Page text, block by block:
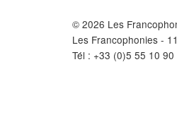
© 2026 Les
Les Francophonies -
Tél : +33 (0)5 55 10 90